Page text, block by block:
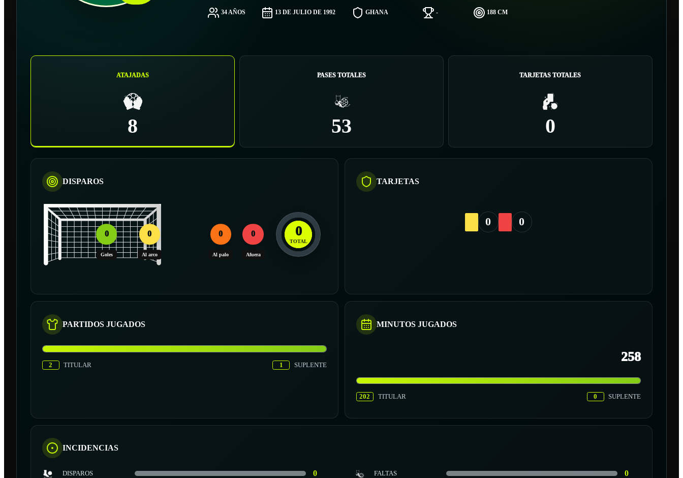
34 AÑOS 13 DE JULIO DE 1992 GHANA - 188 CM
ATAJADAS
8
PASES TOTALES
53
TARJETAS TOTALES
0
DISPAROS
0
Goles
0
Al arco
0
Al palo
0
Afuera
0
TOTAL
TARJETAS
0 0
PARTIDOS JUGADOS
2 TITULAR 1 SUPLENTE
MINUTOS JUGADOS
258
202 TITULAR 0 SUPLENTE
INCIDENCIAS
DISPAROS 0 FALTAS 0